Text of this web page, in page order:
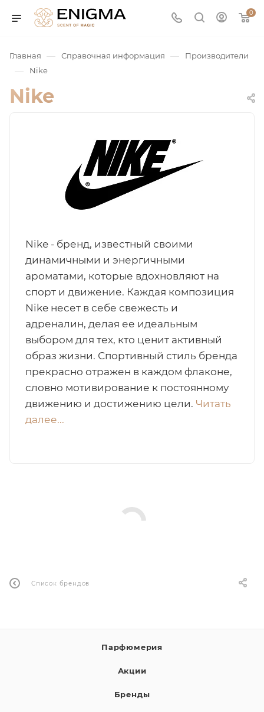
0
/ Нишевая
Арабская
Главная — Справочная информация — Производители
— Nike
Nike
Nike - бренд, известный своими
динамичными и энергичными
ароматами, которые вдохновляют на
спорт и движение. Каждая композиция
Nike несет в себе свежесть и
адреналин, делая ее идеальным
выбором для тех, кто ценит активный
образ жизни. Спортивный стиль бренда
прекрасно отражен в каждом флаконе,
словно мотивирование к постоянному
движению и достижению цели. Читать
далее...
Список брендов
Парфюмерия
Акции
Бренды